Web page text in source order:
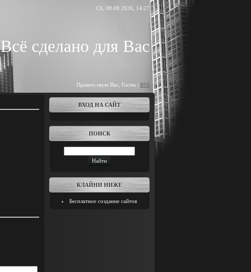
Сб, 08.08.2026, 14:27
Всё сделано для Вас
Приветствую Вас Гость | RSS
ВХОД НА САЙТ
ПОИСК
КЛАЙНИ НИЖЕ
Бесплатное создание сайтов